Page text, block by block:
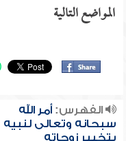
المواضع التالية
الفهرس:أمر الله
سبحانه وتعالى لنبيه
بتخيير زوجاته